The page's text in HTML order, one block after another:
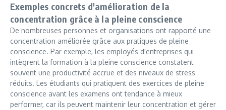
Exemples concrets d'amélioration de la
concentration grâce à la pleine conscience
De nombreuses personnes et organisations ont rapporté une
concentration améliorée grâce aux pratiques de pleine
conscience. Par exemple, les employés d'entreprises qui
intègrent la formation à la pleine conscience constatent
souvent une productivité accrue et des niveaux de stress
réduits. Les étudiants qui pratiquent des exercices de pleine
conscience avant les examens ont tendance à mieux
performer, car ils peuvent maintenir leur concentration et gérer